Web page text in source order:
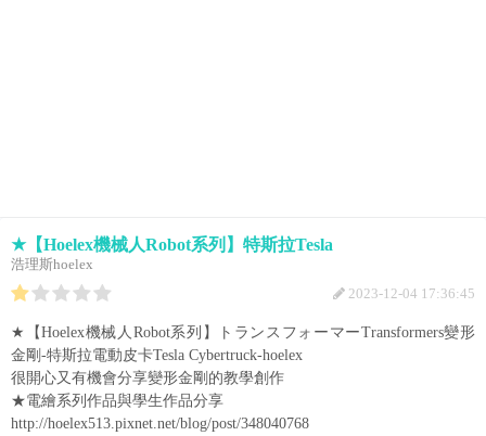
★【Hoelex機械人Robot系列】特斯拉Tesla
浩理斯hoelex
2023-12-04 17:36:45
★【Hoelex機械人Robot系列】トランスフォーマーTransformers變形
金剛-特斯拉電動皮卡Tesla Cybertruck-hoelex
很開心又有機會分享變形金剛的教學創作
★電繪系列作品與學生作品分享
http://hoelex513.pixnet.net/blog/post/348040768